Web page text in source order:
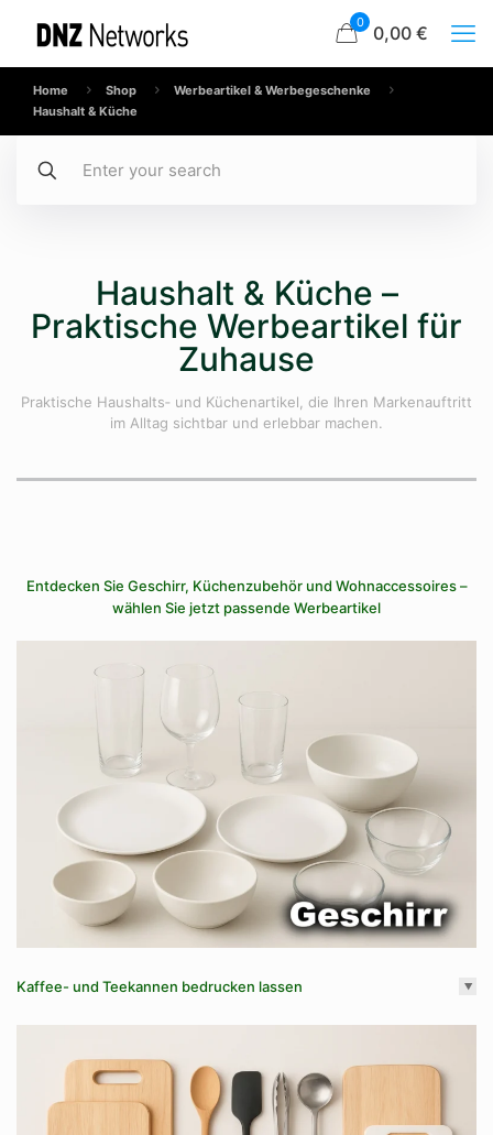
0 0,00 €
Home Shop
Werbeartikel & Werbegeschenke
Haushalt & Küche
Haushalt & Küche –
Praktische Werbeartikel für
Zuhause
Praktische Haushalts‑ und Küchenartikel, die Ihren Markenauftritt
im Alltag sichtbar und erlebbar machen.
Entdecken Sie Geschirr, Küchenzubehör und Wohnaccessoires –
wählen Sie jetzt passende Werbeartikel
Kaffee- und Teekannen bedrucken lassen